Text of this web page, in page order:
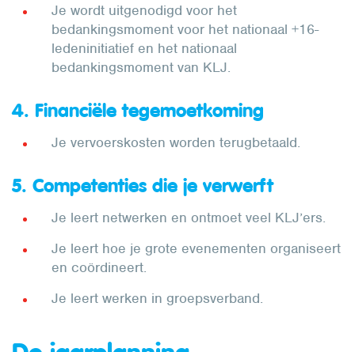
Je wordt uitgenodigd voor het
bedankingsmoment voor het nationaal +16-
ledeninitiatief en het nationaal
bedankingsmoment van KLJ.
4. Financiële tegemoetkoming
Je vervoerskosten worden terugbetaald.
5. Competenties die je verwerft
Je leert netwerken en ontmoet veel KLJ’ers.
Je leert hoe je grote evenementen organiseert
en coördineert.
Je leert werken in groepsverband.